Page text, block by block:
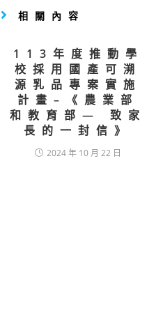
相關內容
113年度推動學
校採用國產可溯
源乳品專案實施
計畫–《農業部
和教育部— 致家
長的一封信》
2024 年 10 月 22 日